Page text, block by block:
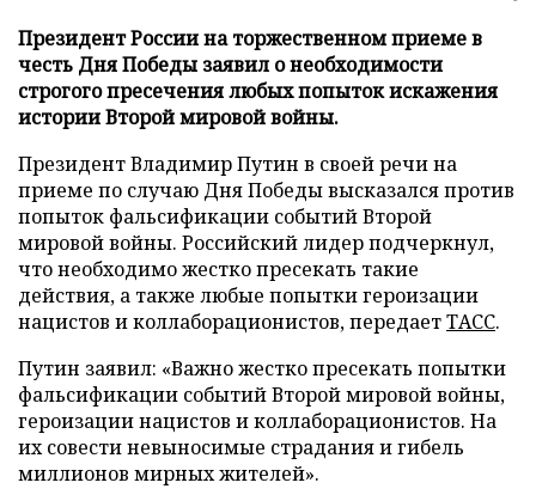
Президент России на торжественном приеме в
честь Дня Победы заявил о необходимости
строгого пресечения любых попыток искажения
истории Второй мировой войны.
Президент Владимир Путин в своей речи на
приеме по случаю Дня Победы высказался против
попыток фальсификации событий Второй
мировой войны. Российский лидер подчеркнул,
что необходимо жестко пресекать такие
действия, а также любые попытки героизации
нацистов и коллаборационистов, передаетТАСС.
Путин заявил: «Важно жестко пресекать попытки
фальсификации событий Второй мировой войны,
героизации нацистов и коллаборационистов. На
их совести невыносимые страдания и гибель
миллионов мирных жителей».